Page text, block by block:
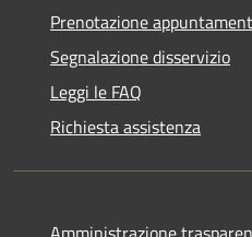
Prenotazione
Segnalazione disservizio
Leggi le FAQ
Richiesta assistenza